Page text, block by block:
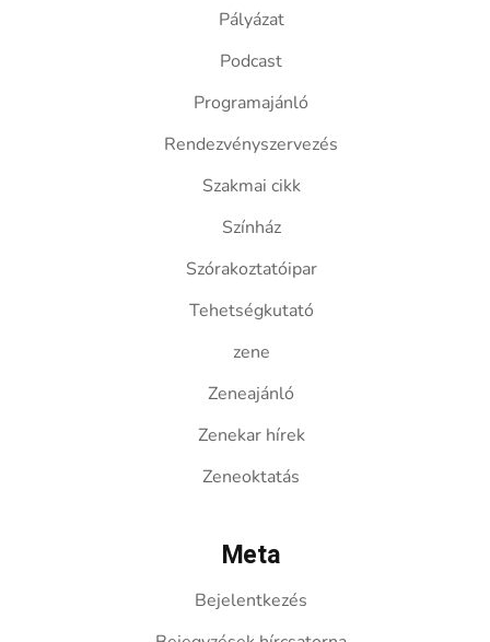
Pályázat
Podcast
Programajánló
Rendezvényszervezés
Szakmai cikk
Színház
Szórakoztatóipar
Tehetségkutató
zene
Zeneajánló
Zenekar hírek
Zeneoktatás
Meta
Bejelentkezés